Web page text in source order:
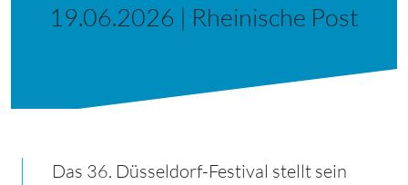
19.06.2026 | Rheinische Post
Das 36. Düsseldorf-Festival stellt sein